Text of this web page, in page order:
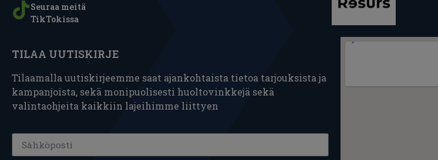
Seuraa meitä
TikTokissa
TILAA UUTISKIRJE
Tilaamalla uutiskirjeemme saat ajankohtaista tietoa tarjouksista ja
kampanjoista, sekä monipuolisesti huoltovinkkejä sekä
valintaohjeita kaikkiin lajeihimme liittyen